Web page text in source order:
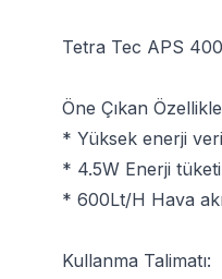
Tetra Tec APS 400
Öne Çıkan
* Yüksek enerji
* 4.5W Enerji
* 600Lt/H Hava
Kullanma Talimatı: